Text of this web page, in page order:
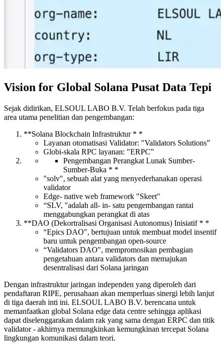
Vision for Global Solana Pusat Data Tepi
Sejak didirikan, ELSOUL LABO B.V. Telah berfokus pada tiga
area utama penelitian dan pengembangan:
**Solana Blockchain Infrastruktur * *
Layanan otomatisasi Validator: "Validators Solutions”
Globi-skala RPC layanan: "ERPC”
Pengembangan Perangkat Lunak Sumber-
Sumber-Buka * *
"solv", sebuah alat yang menyederhanakan operasi
validator
Edge- native web framework "Skeet"
“SLV, "adalah all- in- satu pengembangan rantai
menggabungkan perangkat di atas
**DAO (Dekortralisasi Organisasi Autonomus) Inisiatif * *
“Epics DAO", bertujuan untuk membuat model insentif
baru untuk pengembangan open-source
“Validators DAO", mempromosikan pembagian
pengetahuan antara validators dan memajukan
desentralisasi dari Solana jaringan
Dengan infrastruktur jaringan independen yang diperoleh dari
pendaftaran RIPE, perusahaan akan memperluas sinergi lebih lanjut
di tiga daerah inti ini. ELSOUL LABO B.V. berencana untuk
memanfaatkan global Solana edge data centre sehingga aplikasi
dapat diselenggarakan dalam rak yang sama dengan ERPC dan titik
validator - akhirnya memungkinkan kemungkinan tercepat Solana
lingkungan komunikasi dalam teori.